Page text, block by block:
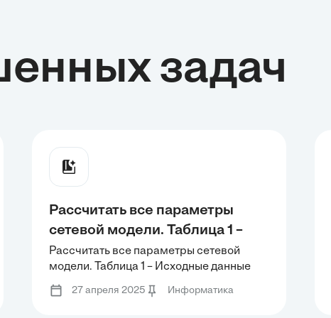
задач
Рассчитать все параметры
сетевой модели. Таблица 1 –
Исходные данные После
графического изображения
сетевой модели, на
Рассчитать все параметры сетевой
модели. Таблица 1 – Исходные данные
После графического изображения
сетевой модели, на изображенном
27 апреля 2025 Информатика